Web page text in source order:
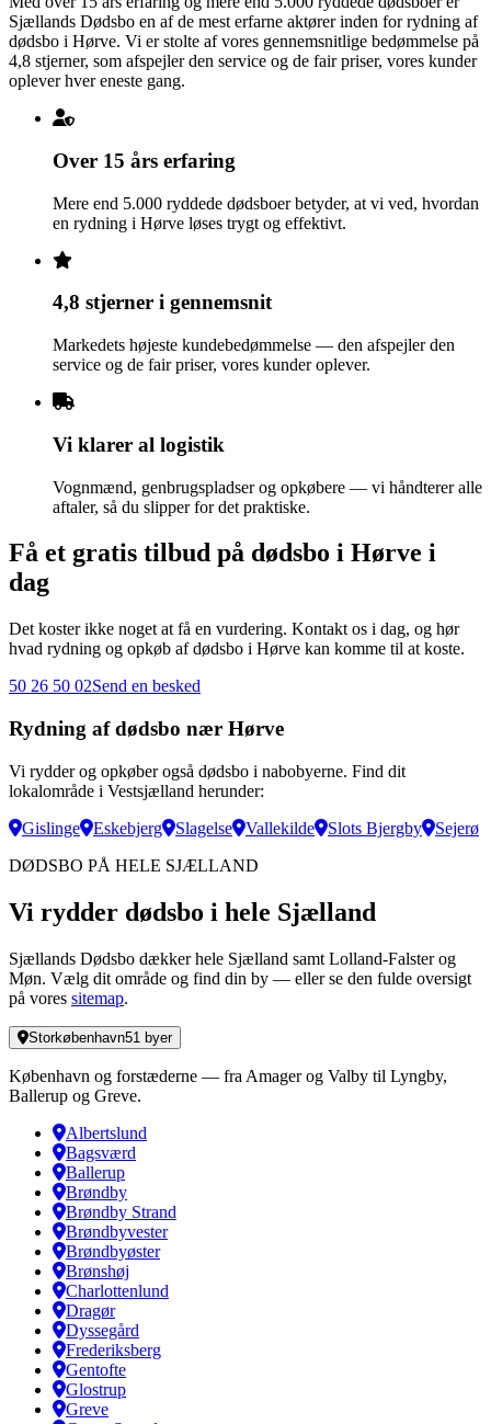
Sjællands Dødsbo en af de mest erfarne aktører inden for rydning af
dødsbo i Hørve. Vi er stolte af vores gennemsnitlige bedømmelse på
4,8 stjerner, som afspejler den service og de fair priser, vores kunder
oplever hver eneste gang.
Over 15 års erfaring
Mere end 5.000 ryddede dødsboer betyder, at vi ved, hvordan
en rydning i Hørve løses trygt og effektivt.
4,8 stjerner i gennemsnit
Markedets højeste kundebedømmelse — den afspejler den
service og de fair priser, vores kunder oplever.
Vi klarer al logistik
Vognmænd, genbrugspladser og opkøbere — vi håndterer alle
aftaler, så du slipper for det praktiske.
Få et gratis tilbud på dødsbo i Hørve i
dag
Det koster ikke noget at få en vurdering. Kontakt os i dag, og hør
hvad rydning og opkøb af dødsbo i Hørve kan komme til at koste.
50 26 50 02Send en besked
Rydning af dødsbo nær Hørve
Vi rydder og opkøber også dødsbo i nabobyerne. Find dit
lokalområde i Vestsjælland herunder:
Gislinge
Eskebjerg Slagelse Vallekilde Slots Bjergby
Sejerø
DØDSBO PÅ HELE SJÆLLAND
Vi rydder dødsbo i hele Sjælland
Sjællands Dødsbo dækker hele Sjælland samt Lolland-Falster og
Møn. Vælg dit område og find din by — eller se den fulde oversigt
på vores sitemap.
Storkøbenhavn51 byer
København og forstæderne — fra Amager og Valby til Lyngby,
Ballerup og Greve.
Albertslund
Bagsværd
Ballerup
Brøndby
Brøndby Strand
Brøndbyvester
Brøndbyøster
Brønshøj
Charlottenlund
Dragør
Dyssegård
Frederiksberg
Gentofte
Glostrup
Greve